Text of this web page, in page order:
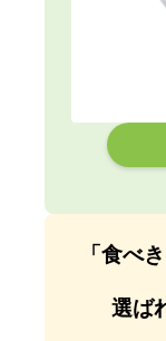
「食べ
選ば